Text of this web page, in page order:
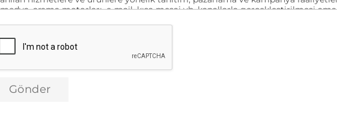
medya, arama motorları, e-mail, kısa mesaj vb. kanallarla gerçekleştirilmesi
rızam ile onaylıyorum.
Gönder